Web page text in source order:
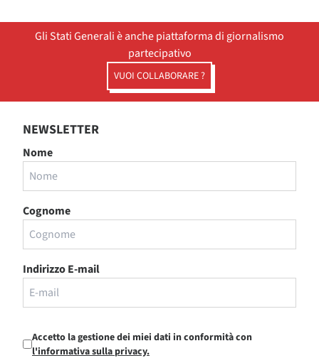
Gli Stati Generali è anche piattaforma di giornalismo
partecipativo
VUOI COLLABORARE ?
NEWSLETTER
Nome
Cognome
Indirizzo E-mail
Accetto la gestione dei miei dati in conformità con
l'informativa sulla privacy.